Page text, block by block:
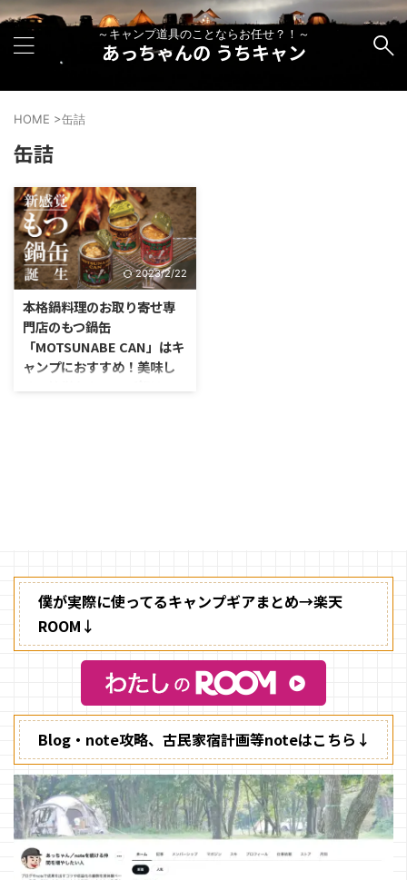
～キャンプ道具のことならお任せ？！～
あっちゃんの うちキャン
HOME >缶詰
缶詰
2023/2/22
本格鍋料理のお取り寄せ専
門店のもつ鍋缶
「MOTSUNABE CAN」はキ
ャンプにおすすめ！美味し
僕が実際に使ってるキャンプギアまとめ→楽天
ROOM↓
Blog・note攻略、古民家宿計画等noteはこちら↓